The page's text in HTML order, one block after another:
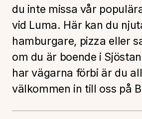
du inte missa vår
vid Luma. Här kan du
hamburgare, pizza eller
om du är boende i
har vägarna förbi är du
välkommen in till oss på